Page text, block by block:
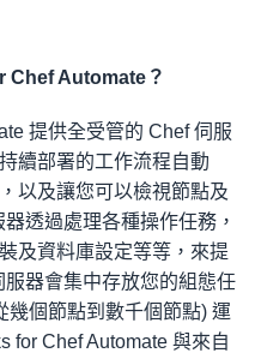
Chef Automate？
提供全受管的 Chef 伺服
續部署的工作流程自動
以及讓您可以檢視節點及
透過處理各種操作任務，
及資料庫設定等等，來提
器會集中存放您的組態任
幾個節點到數千個節點) 運
for Chef Automate 與來自